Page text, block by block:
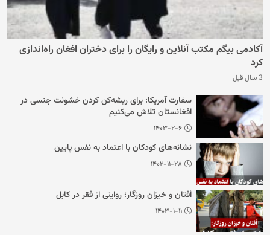
آکادمی بیگم مکتب آنلاین و رایگان را برای دختران افغان راه‌اندازی
کرد
3 سال قبل
سفارت آمریکا: برای ریشه‌کن کردن خشونت جنسی در
افغانستان تلاش می‌کنیم
۱۴۰۳-۲-۶
نشانه‌های کودکان با اعتماد به نفس پایین
۱۴۰۲-۱۱-۲۸
اُفتان و خیزان روزگار؛ روایتی از فقر در کابل
۱۴۰۳-۱-۱۱